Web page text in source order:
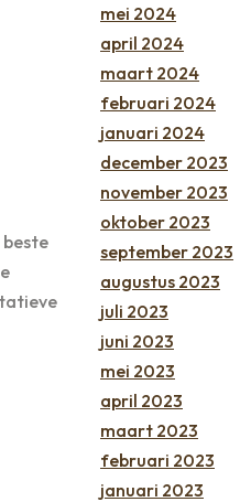
mei 2024
april 2024
maart 2024
februari 2024
januari 2024
december 2023
november 2023
oktober 2023
september 2023
augustus 2023
juli 2023
juni 2023
mei 2023
april 2023
maart 2023
februari 2023
januari 2023